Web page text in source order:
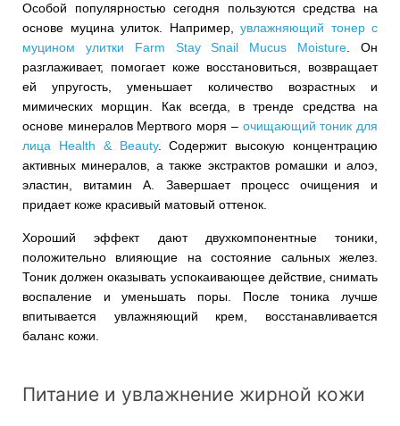
Особой популярностью сегодня пользуются средства на
основе муцина улиток. Например, увлажняющий тонер с
муцином улитки Farm Stay Snail Mucus Moisture . Он
разглаживает, помогает коже восстановиться, возвращает
ей упругость, уменьшает количество возрастных и
мимических морщин. Как всегда, в тренде средства на
основе минералов Мертвого моря – очищающий тоник для
лица Health & Beauty. Содержит высокую концентрацию
активных минералов, а также экстрактов ромашки и алоэ,
эластин, витамин А. Завершает процесс очищения и
придает коже красивый матовый оттенок.
Хороший эффект дают двухкомпонентные тоники,
положительно влияющие на состояние сальных желез.
Тоник должен оказывать успокаивающее действие, снимать
воспаление и уменьшать поры. После тоника лучше
впитывается увлажняющий крем, восстанавливается
баланс кожи.
Питание и увлажнение жирной кожи